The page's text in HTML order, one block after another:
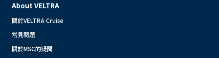
About VELTRA
關於VELTRA Cruise
常見問題
關於MSC的疑問